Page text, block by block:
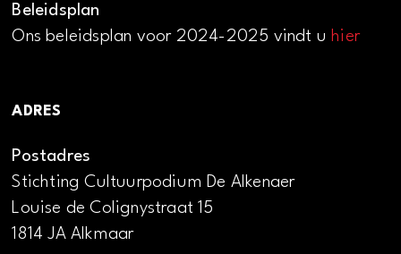
Beleidsplan
Ons beleidsplan voor 2024-2025 vindt uhier
ADRES
Postadres
Stichting Cultuurpodium De Alkenaer
Louise de Colignystraat 15
1814 JA Alkmaar